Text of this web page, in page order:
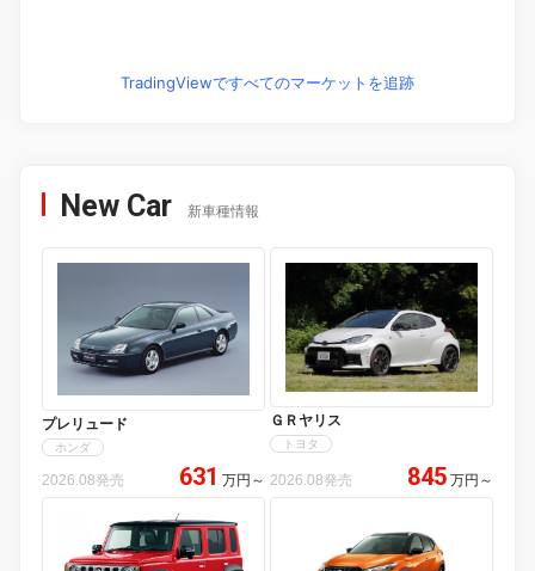
TradingViewですべてのマーケットを追跡
New Car 新車種情報
プレリュード
ホンダ
2026.08発売 631 万円 ～
ＧＲヤリス
トヨタ
2026.08発売 845 万円 ～